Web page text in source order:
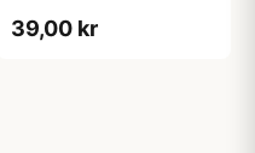
pieces
39,00 kr